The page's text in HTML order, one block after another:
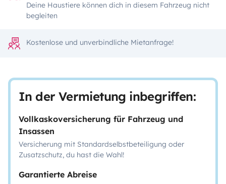
Deine Haustiere können dich in diesem Fahrzeug nicht
begleiten
Kostenlose und unverbindliche Mietanfrage!
In der Vermietung inbegriffen:
Vollkaskoversicherung für Fahrzeug und
Insassen
Versicherung mit Standardselbstbeteiligung oder
Zusatzschutz, du hast die Wahl!
Garantierte Abreise